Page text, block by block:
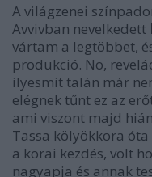
A világzenei
Avvivban nevelkedett
vártam a legtöbbet,
produkció. No,
ilyesmit talán már
elégnek tűnt ez az
ami viszont majd
Tassa kölyökkora
a korai kezdés, volt
nagyapja és annak